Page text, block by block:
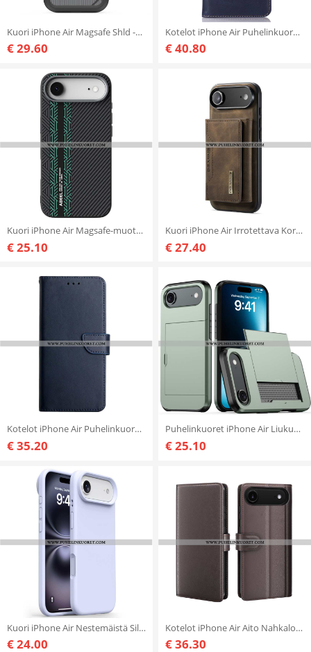
Kuori iPhone Air Magsafe Shld -sarja Dux Ducis
€ 29.60
Kotelot iPhone Air Puhelinkuoret Abeel Premium-nahkainen Rfid-lompakko
€ 40.80
Kuori iPhone Air Magsafe-muotoilu Abeel Suojakuori
€ 25.10
Kuori iPhone Air Irrotettava Korttikotelo Dg.ming
€ 27.40
Kotelot iPhone Air Puhelinkuoret Premium-nahkaa
€ 35.20
Puhelinkuoret iPhone Air Liukuva Korttikotelo
€ 25.10
Kuori iPhone Air Nestemäistä Silikonia Ja Mikrokuitua Suojakuori
€ 24.00
Kotelot iPhone Air Aito Nahkalompakko
€ 36.30